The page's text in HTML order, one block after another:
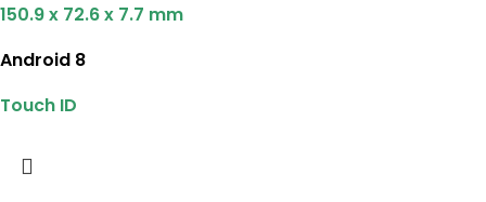
150.9 x 72.6 x 7.7 mm
Android 8
Touch ID